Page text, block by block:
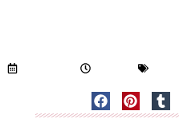
22/06/2018